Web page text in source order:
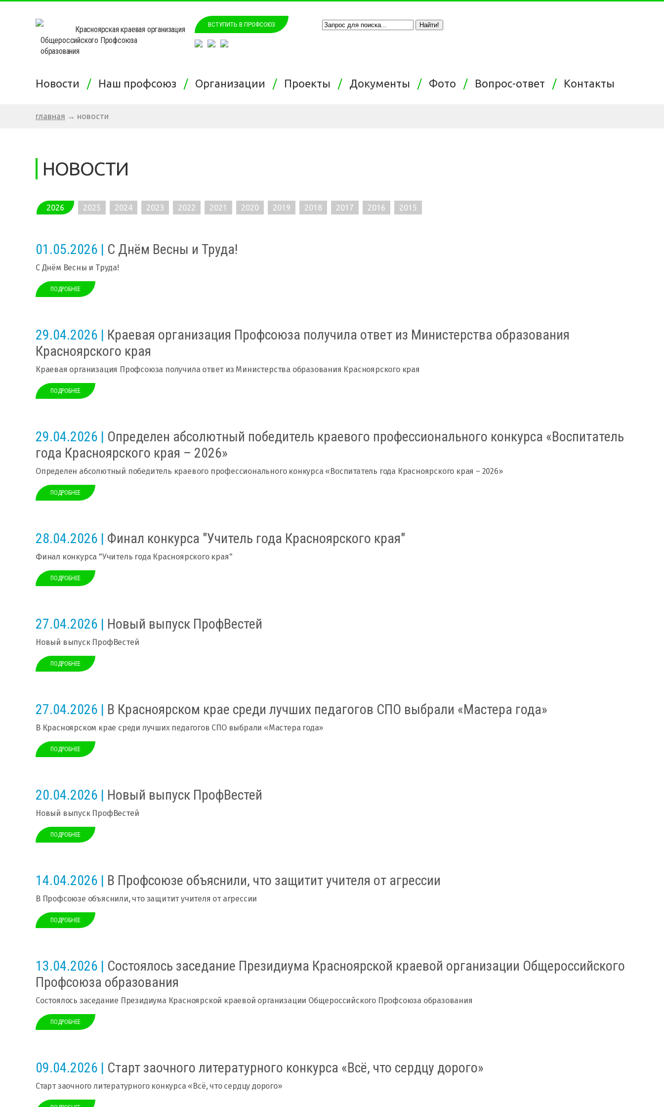
Красноярская краевая организация
Общероссийского Профсоюза
образования
ВСТУПИТЬ В ПРОФСОЮЗ
Новости Наш профсоюз Организации Проекты Документы Фото Вопрос-ответ Контакты
главная → новости
НОВОСТИ
2026 2025 2024 2023 2022 2021 2020 2019 2018 2017 2016 2015
01.05.2026 | С Днём Весны и Труда!
С Днём Весны и Труда!
ПОДРОБНЕЕ
29.04.2026 | Краевая организация Профсоюза получила ответ из Министерства образования
Красноярского края
Краевая организация Профсоюза получила ответ из Министерства образования Красноярского края
ПОДРОБНЕЕ
29.04.2026 | Определен абсолютный победитель краевого профессионального конкурса «Воспитатель
года Красноярского края – 2026»
Определен абсолютный победитель краевого профессионального конкурса «Воспитатель года Красноярского края – 2026»
ПОДРОБНЕЕ
28.04.2026 | Финал конкурса "Учитель года Красноярского края"
Финал конкурса "Учитель года Красноярского края"
ПОДРОБНЕЕ
27.04.2026 | Новый выпуск ПрофВестей
Новый выпуск ПрофВестей
ПОДРОБНЕЕ
27.04.2026 | В Красноярском крае среди лучших педагогов СПО выбрали «Мастера года»
В Красноярском крае среди лучших педагогов СПО выбрали «Мастера года»
ПОДРОБНЕЕ
20.04.2026 | Новый выпуск ПрофВестей
Новый выпуск ПрофВестей
ПОДРОБНЕЕ
14.04.2026 | В Профсоюзе объяснили, что защитит учителя от агрессии
В Профсоюзе объяснили, что защитит учителя от агрессии
ПОДРОБНЕЕ
13.04.2026 | Состоялось заседание Президиума Красноярской краевой организации Общероссийского
Профсоюза образования
Состоялось заседание Президиума Красноярской краевой организации Общероссийского Профсоюза образования
ПОДРОБНЕЕ
09.04.2026 | Старт заочного литературного конкурса «Всё, что сердцу дорого»
Старт заочного литературного конкурса «Всё, что сердцу дорого»